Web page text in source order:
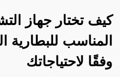
كيف تختار جهاز
المناسب للبطارية
وفقًا لاحتياجاتك